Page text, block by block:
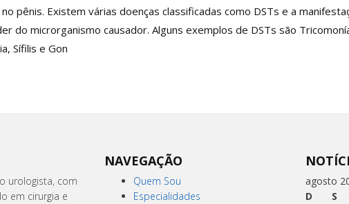
pênis. Existem várias doenças classificadas como DSTs e a
do microrganismo causador. Alguns exemplos de DSTs são
Sífilis e Gon
urologista, com
em cirurgia e
NAVEGAÇÃO
Quem Sou
Especialidades
agosto
D
S